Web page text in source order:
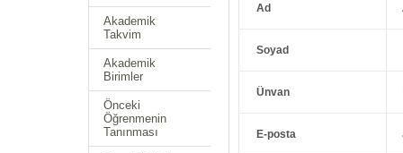
Akademik
Takvim
Akademik
Birimler
Önceki
Öğrenmenin
Tanınması
Ad
Soyad
Ünvan
E-posta